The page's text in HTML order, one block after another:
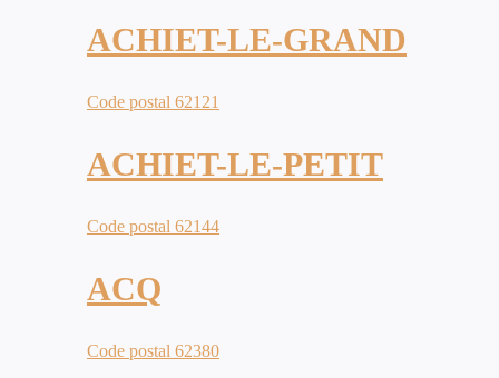
ACHIET-LE-GRAND
Code postal 62121
ACHIET-LE-PETIT
Code postal 62144
ACQ
Code postal 62380